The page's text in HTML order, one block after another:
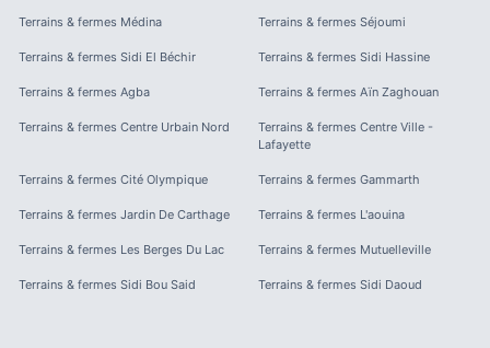
Terrains & fermes Médina Terrains & fermes Séjoumi
Terrains & fermes Sidi El Béchir Terrains & fermes Sidi Hassine
Terrains & fermes Agba Terrains & fermes Aïn Zaghouan
Terrains & fermes Centre Urbain Nord Terrains & fermes Centre Ville -
Lafayette
Terrains & fermes Cité Olympique Terrains & fermes Gammarth
Terrains & fermes Jardin De Carthage Terrains & fermes L'aouina
Terrains & fermes Les Berges Du Lac Terrains & fermes Mutuelleville
Terrains & fermes Sidi Bou Said Terrains & fermes Sidi Daoud